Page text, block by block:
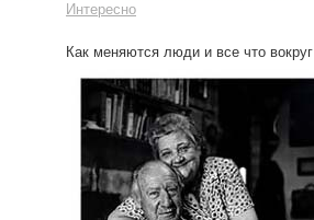
Интересно
Как меняются люди и все что вокруг